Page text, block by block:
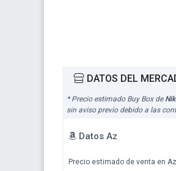
DATOS DEL
* Precio estimado Buy Box de
sin aviso previo debido a las
Datos Az
Precio estimado de venta en Az